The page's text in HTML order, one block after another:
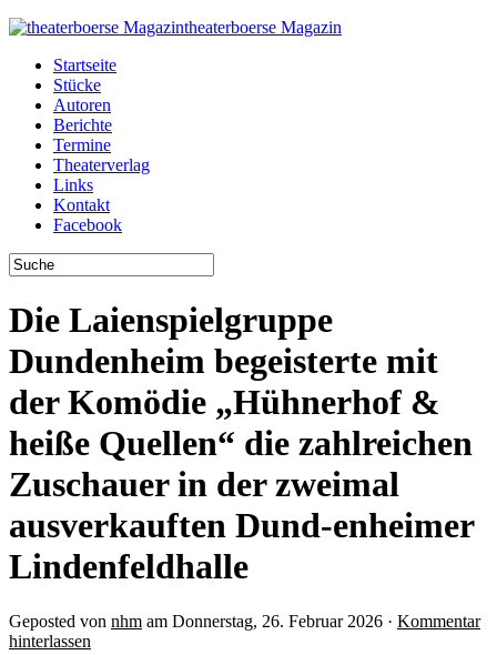
theaterboerse Magazin
Startseite
Stücke
Autoren
Berichte
Termine
Theaterverlag
Links
Kontakt
Facebook
Die Laienspielgruppe
Dundenheim begeisterte mit
der Komödie „Hühnerhof &
heiße Quellen“ die zahlreichen
Zuschauer in der zweimal
ausverkauften Dund-enheimer
Lindenfeldhalle
Geposted von nhm am Donnerstag, 26. Februar 2026 · Kommentar
hinterlassen